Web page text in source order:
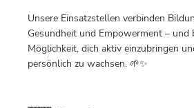
Unsere Einsatzstellen verbinden
Gesundheit und Empowerment – und
Möglichkeit, dich aktiv einzubringen
persönlich zu wachsen. 🌱✨